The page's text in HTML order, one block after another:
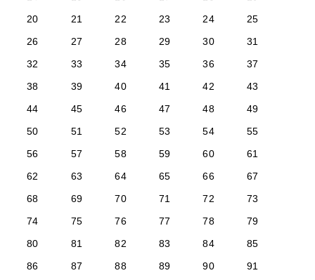
20
21 22 23 24
25
26
27 28 29 30
31
32
33 34 35 36
37
38
39 40 41 42
43
44
45 46 47 48
49
50
51 52 53 54
55
56
57 58 59 60
61
62
63 64 65 66
67
68
69 70 71 72
73
74
75 76 77 78
79
80
81 82 83 84
85
86
87 88 89 90
91